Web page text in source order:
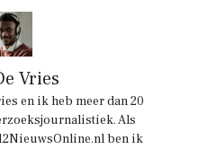
Vries
en ik heb meer dan 20
Als
ben ik